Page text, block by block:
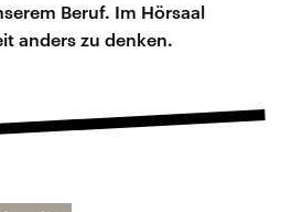
Beruf. Im Hörsaal
anders zu denken.